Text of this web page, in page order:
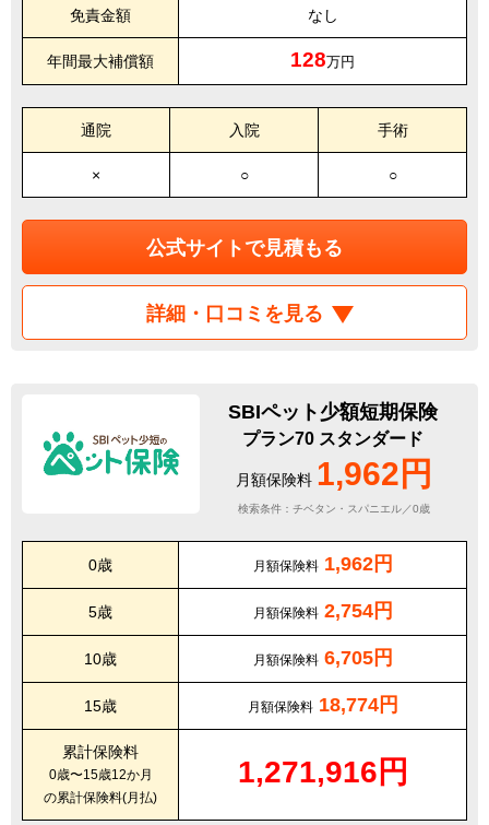
免責金額 なし
年間最大補償額 128万円
通院 入院 手術
× ○ ○
公式サイトで見積もる
詳細・口コミを見る
SBIペット少額短期保険
プラン70 スタンダード
月額保険料 1,962円
検索条件：チベタン・スパニエル／0歳
0歳 月額保険料 1,962円
5歳 月額保険料 2,754円
10歳 月額保険料 6,705円
15歳 月額保険料 18,774円
累計保険料
0歳〜15歳12か月
の累計保険料(月払)
1,271,916円